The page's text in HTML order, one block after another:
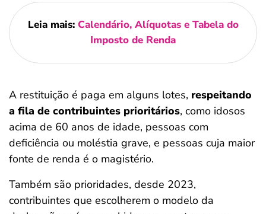
Leia mais: Calendário, Alíquotas e Tabela do
Imposto de Renda
A restituição é paga em alguns lotes, respeitando
a fila de contribuintes prioritários, como idosos
acima de 60 anos de idade, pessoas com
deficiência ou moléstia grave, e pessoas cuja maior
fonte de renda é o magistério.
Também são prioridades, desde 2023,
contribuintes que escolherem o modelo da